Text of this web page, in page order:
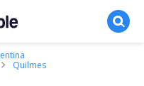
de colegios
Quilmes